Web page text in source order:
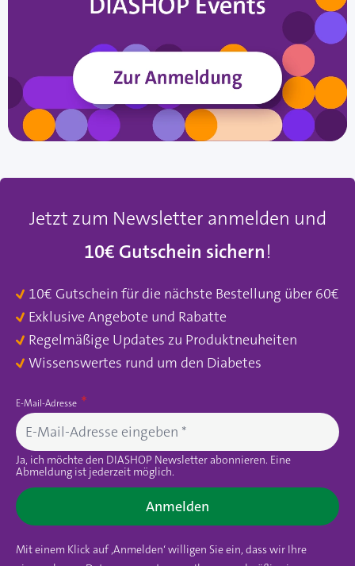
Jetzt zum Newsletter anmelden und
10€ Gutschein sichern!
10€ Gutschein für die nächste Bestellung über 60€
Exklusive Angebote und Rabatte
Regelmäßige Updates zu Produktneuheiten
Wissenswertes rund um den Diabetes
E-Mail-Adresse
Ja, ich möchte den DIASHOP Newsletter abonnieren. Eine
Abmeldung ist jederzeit möglich.
Anmelden
Mit einem Klick auf ‚Anmelden‘ willigen Sie ein, dass wir Ihre